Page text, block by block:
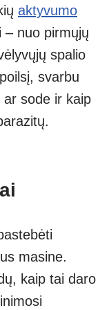
aktyvumo
– nuo pirmųjų
spalio
svarbu
ar sode ir kaip
masine.
kaip tai daro